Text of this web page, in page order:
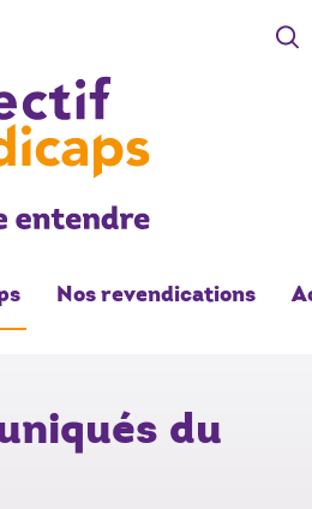
Nos revendications
du